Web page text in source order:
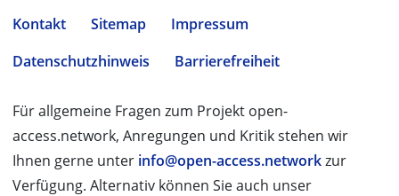
Kontakt Sitemap
Impressum
Datenschutzhinweis
Barrierefreiheit
Für allgemeine Fragen zum Projekt open-
access.network, Anregungen und Kritik stehen wir
Ihnen gerne unter info@open-access.networkzur
Verfügung. Alternativ können Sie auch unser